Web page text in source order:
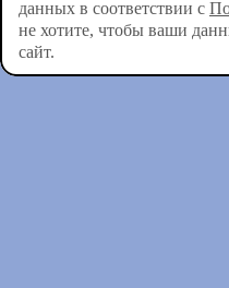
данных в соответствии с
не хотите, чтобы ваши
сайт.